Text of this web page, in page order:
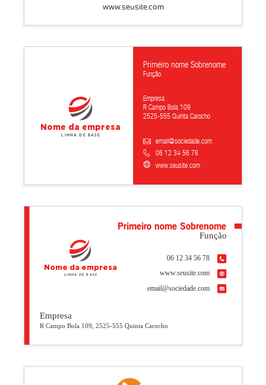
www.seusite.com
06 12 34 56 78
www.seusite.com
Função
Empresa
R Campo Bola 109
2525-555 Quinta Carocho
email@sociedade.com
Primeiro nome Sobrenome
Nome da empresa
Linha de base
Empresa
R Campo Bola 109, 2525-555 Quinta Carocho
www.seusite.com
email@sociedade.com
Função
06 12 34 56 78
Primeiro nome Sobrenome
Nome da empresa
Linha de base